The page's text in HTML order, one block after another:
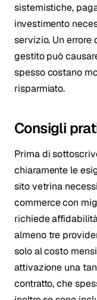
sistemistiche,
investimento
servizio. Un errore
gestito può
spesso costano
risparmiato.
Consigli
Prima di
chiaramente le
sito vetrina
commerce con
richiede
almeno tre
solo al costo
attivazione una
contratto, che